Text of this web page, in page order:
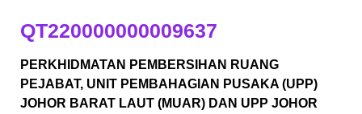
QT220000000009637
PERKHIDMATAN PEMBERSIHAN RUANG
PEJABAT, UNIT PEMBAHAGIAN PUSAKA (UPP)
JOHOR BARAT LAUT (MUAR) DAN UPP JOHOR